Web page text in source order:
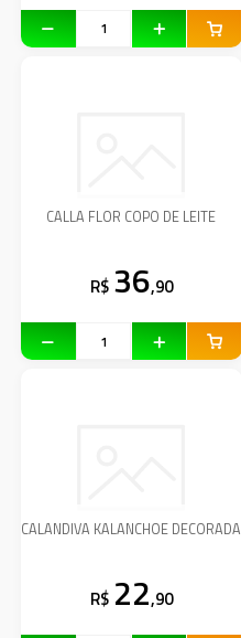
CALLA FLOR COPO DE LEITE
R$ 36,90
CALANDIVA KALANCHOE DECORADA
R$ 22,90